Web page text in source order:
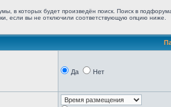
в которых будет произведён поиск. Поиск в
если вы не отключили соответствующую опцию ниже.
Да Нет